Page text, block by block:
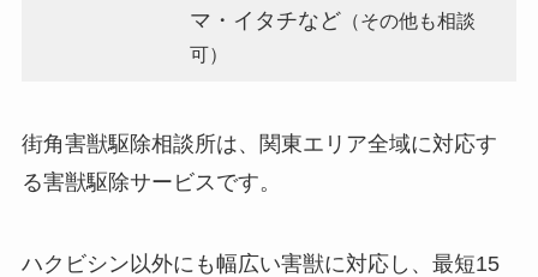
マ・イタチなど （その他も相談
可）
街角害獣駆除相談所は、関東エリア全域に対応す
る害獣駆除サービスです。
ハクビシン以外にも幅広い害獣に対応し、最短15